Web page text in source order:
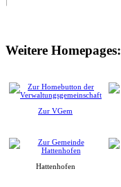
Weitere Homepages:
Zur VGem
Hattenhofen